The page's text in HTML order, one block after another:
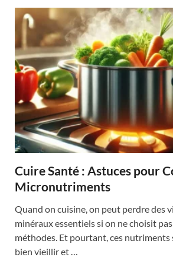
Cuire Santé : Astuces pour
Micronutriments
Quand on cuisine, on peut perdre des
minéraux essentiels si on ne choisit
méthodes. Et pourtant, ces nutriments
bien vieillir et …